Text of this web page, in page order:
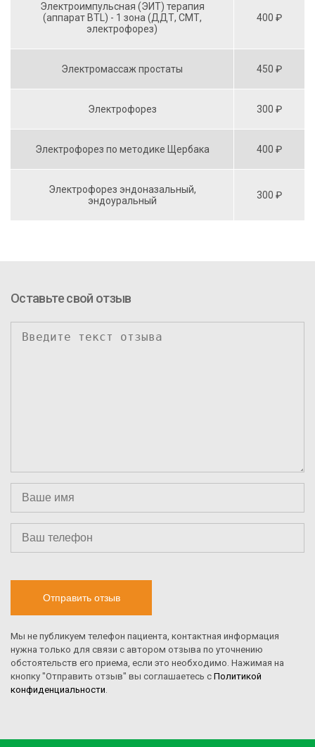
Электроимпульсная (ЭИТ) терапия
(аппарат BTL) - 1 зона (ДДТ, СМТ,
электрофорез)
400 ₽
Электромассаж простаты 450 ₽
Электрофорез 300 ₽
Электрофорез по методике Щербака 400 ₽
Электрофорез эндоназальный,
эндоуральный
300 ₽
Оставьте свой отзыв
Отправить отзыв
Мы не публикуем телефон пациента, контактная информация
нужна только для связи с автором отзыва по уточнению
обстоятельств его приема, если это необходимо. Нажимая на
кнопку "Отправить отзыв" вы соглашаетесь с Политикой
конфиденциальности.